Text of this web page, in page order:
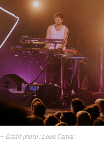
Crédit photo : Louis Comar